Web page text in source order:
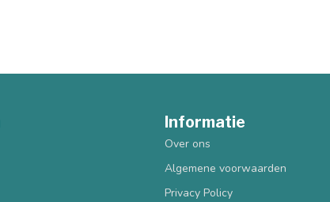
Informatie
Over ons
Algemene voorwaarden
Privacy Policy